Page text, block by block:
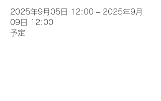
2025年9月05日 12:00 – 2025年9月
09日 12:00
予定